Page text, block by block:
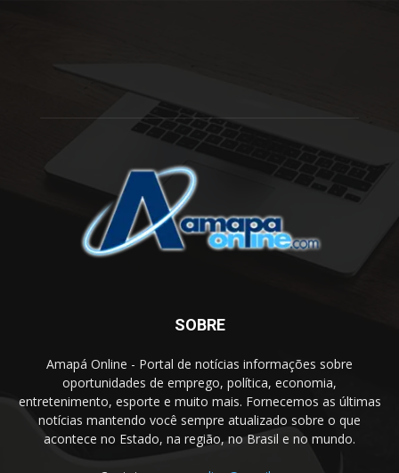
SOBRE
Amapá Online - Portal de notícias informações sobre
oportunidades de emprego, política, economia,
entretenimento, esporte e muito mais. Fornecemos as últimas
notícias mantendo você sempre atualizado sobre o que
acontece no Estado, na região, no Brasil e no mundo.